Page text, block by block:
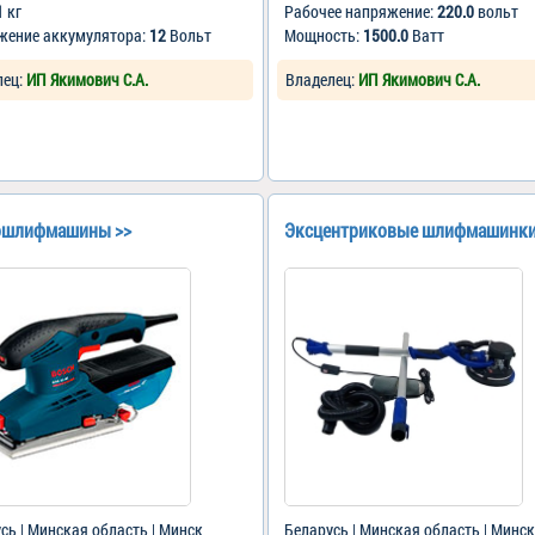
кг
аккумулятора: 12 Вольт
ИП Якимович С.А.
Рабочее напряжение:220.0вольт
Мощность: 1500.0Ватт
Владелец: ИП Якимович С.А.
>>
| Минская область | Минск
Эксцентриковые
Беларусь | Минская область | Минск